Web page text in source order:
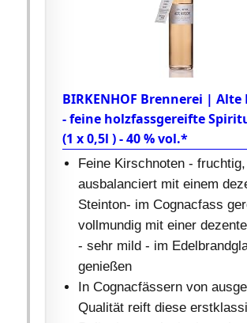
BIRKENHOF Brennerei | Alte
- feine holzfassgereifte
(1 x 0,5l ) - 40 % vol.*
Feine Kirschnoten -
ausbalanciert mit einem
Steinton- im Cognacfass
vollmundig mit einer
- sehr mild - im
genießen
In Cognacfässern von
Qualität reift diese